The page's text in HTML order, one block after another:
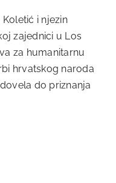
i njezin
zajednici u Los
za humanitarnu
hrvatskog naroda
do priznanja